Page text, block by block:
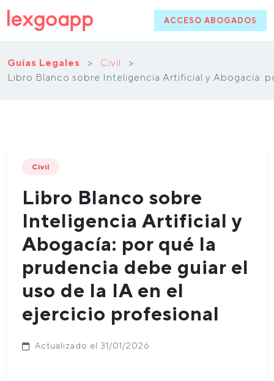
ACCESO ABOGADOS
Guías Legales > Civil
>
Libro Blanco sobre Inteligencia Artificial y Abogacía:
Civil
Libro Blanco sobre
Inteligencia Artificial y
Abogacía: por qué la
prudencia debe guiar el
uso de la IA en el
ejercicio profesional
Actualizado el 31/01/2026